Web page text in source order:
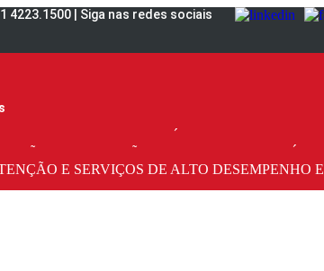
4223.1500 | Siga nas redes sociais
DE TESTE ON LINE VÁLVULAS DE
E SERVIÇOS DE ALTO DESEMPENHO
/ Válvula de controle tipo Globo – Série 41005